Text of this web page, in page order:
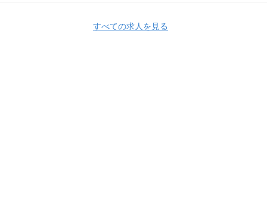
すべての求人を見る